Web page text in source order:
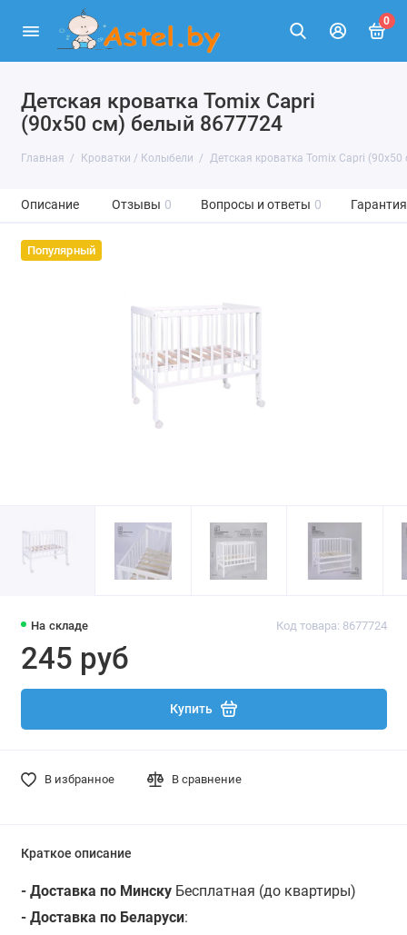
0
Детская кроватка Tomix Capri
(90х50 см) белый 8677724
Главная Кроватки / Колыбели Детская кроватка Tomix Capri
Описание Отзывы 0 Вопросы и ответы 0 Гарантия
Популярный
На складе Код товара: 8677724
245 руб
Купить
В избранное В сравнение
Краткое описание
- Доставка по МинскуБесплатная (до квартиры)
- Доставка по Беларуси: